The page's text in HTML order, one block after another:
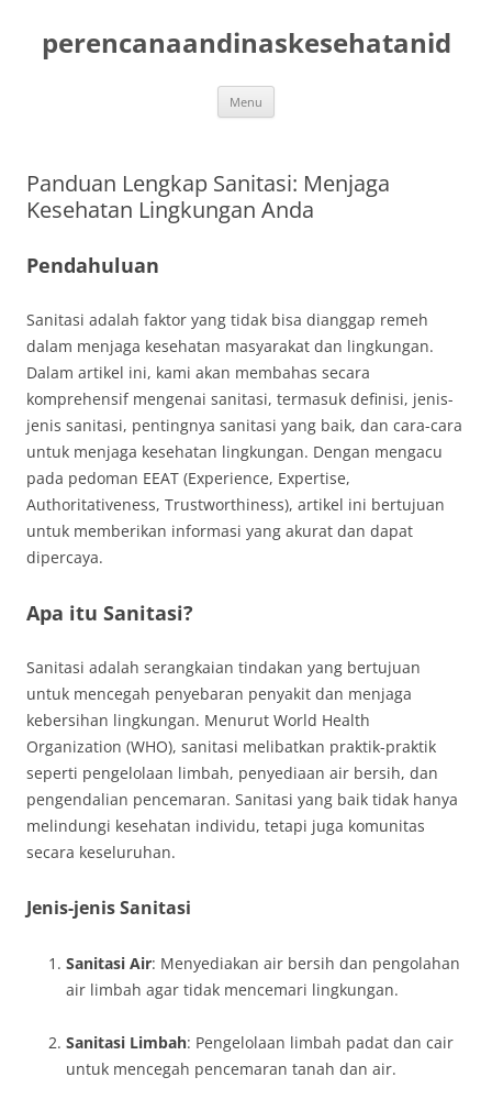
content
perencanaandinaskesehatanid
Menu
Panduan Lengkap Sanitasi: Menjaga
Kesehatan Lingkungan Anda
Pendahuluan
Sanitasi adalah faktor yang tidak bisa dianggap remeh
dalam menjaga kesehatan masyarakat dan lingkungan.
Dalam artikel ini, kami akan membahas secara
komprehensif mengenai sanitasi, termasuk definisi, jenis-
jenis sanitasi, pentingnya sanitasi yang baik, dan cara-cara
untuk menjaga kesehatan lingkungan. Dengan mengacu
pada pedoman EEAT (Experience, Expertise,
Authoritativeness, Trustworthiness), artikel ini bertujuan
untuk memberikan informasi yang akurat dan dapat
dipercaya.
Apa itu Sanitasi?
Sanitasi adalah serangkaian tindakan yang bertujuan
untuk mencegah penyebaran penyakit dan menjaga
kebersihan lingkungan. Menurut World Health
Organization (WHO), sanitasi melibatkan praktik-praktik
seperti pengelolaan limbah, penyediaan air bersih, dan
pengendalian pencemaran. Sanitasi yang baik tidak hanya
melindungi kesehatan individu, tetapi juga komunitas
secara keseluruhan.
Jenis-jenis Sanitasi
Sanitasi Air: Menyediakan air bersih dan pengolahan
air limbah agar tidak mencemari lingkungan.
Sanitasi Limbah: Pengelolaan limbah padat dan cair
untuk mencegah pencemaran tanah dan air.